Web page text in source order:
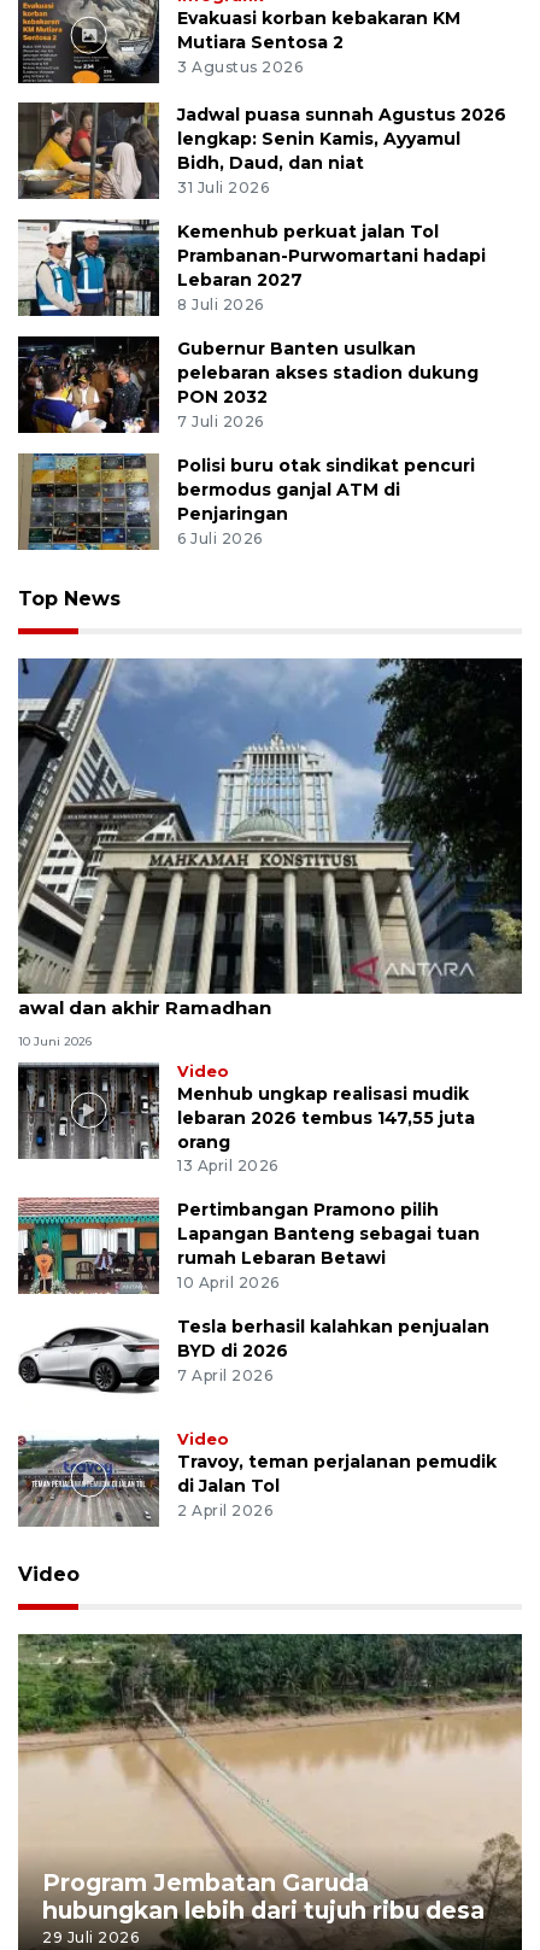
Evakuasi korban kebakaran KM
Mutiara Sentosa 2
3 Agustus 2026
Jadwal puasa sunnah Agustus 2026
lengkap: Senin Kamis, Ayyamul
Bidh, Daud, dan niat
31 Juli 2026
Kemenhub perkuat jalan Tol
Prambanan-Purwomartani hadapi
Lebaran 2027
8 Juli 2026
Gubernur Banten usulkan
pelebaran akses stadion dukung
PON 2032
7 Juli 2026
Polisi buru otak sindikat pencuri
bermodus ganjal ATM di
Penjaringan
6 Juli 2026
Top News
MK uji materi UU Peradilan Agama perihal isbat
awal dan akhir Ramadhan
10 Juni 2026
Video
Menhub ungkap realisasi mudik
lebaran 2026 tembus 147,55 juta
orang
13 April 2026
Pertimbangan Pramono pilih
Lapangan Banteng sebagai tuan
rumah Lebaran Betawi
10 April 2026
Tesla berhasil kalahkan penjualan
BYD di 2026
7 April 2026
Video
Travoy, teman perjalanan pemudik
di Jalan Tol
2 April 2026
Video
Program Jembatan Garuda
hubungkan lebih dari tujuh ribu desa
29 Juli 2026